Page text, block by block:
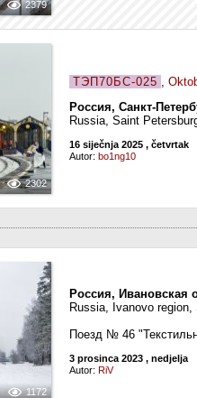
2379
2302
ТЭП70БС-025 ,
Россия, Санкт-
Russia, Saint
16 siječnja 2025 , četvrtak
Autor: bo1ng10
1172
Россия, Ивановская
Russia, Ivanovo
Поезд № 46
3 prosinca 2023 , nedjelja
Autor: RiV